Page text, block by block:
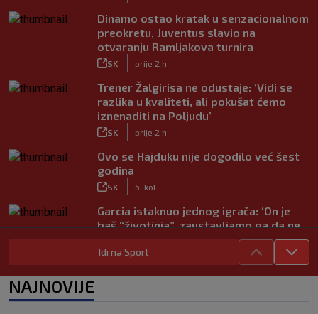
Dinamo ostao kratak u senzacionalnom
preokretu, Juventus slavio na
otvaranju Ramljakova turnira
SK prije 2 h
Trener Žalgirisa ne odustaje: ‘Vidi se
razlika u kvaliteti, ali pokušat ćemo
iznenaditi na Poljudu’
SK prije 2 h
Ovo se Hajduku nije dogodilo već šest
godina
SK 6. kol.
Garcia istaknuo jednog igrača: ‘On je
baš “životinja”, zaustavljamo ga da ne
SK
|
6. kol.
Junak riječke pobjede priznao: ‘Nisam
Idi na Sport
NAJNOVIJE